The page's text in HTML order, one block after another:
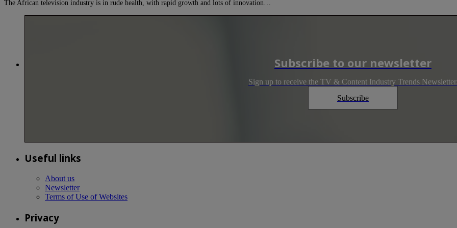
The African television industry is in rude health, with rapid growth and lots of innovation…
Subscribe to our newsletter
Sign up to receive the TV & Content Industry Trends
Subscribe
Useful links
About us
Newsletter
Terms of Use of Websites
Privacy